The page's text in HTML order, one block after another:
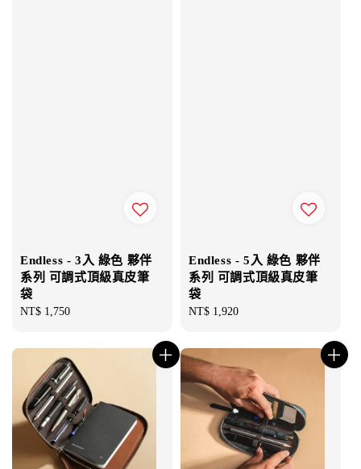
Endless - 3入 綠色 夥伴
系列 可調式頂級真皮筆
袋
Regular
NT$ 1,750
Endless - 5入 綠色 夥伴
系列 可調式頂級真皮筆
袋
Regular
NT$ 1,920